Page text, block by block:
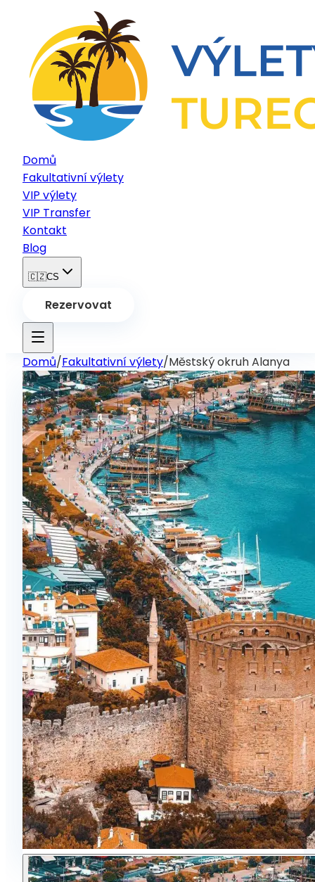
Domů
Fakultativní výlety
VIP výlety
VIP Transfer
Kontakt
Blog
🇨🇿CS
Rezervovat
Domů/Fakultativní výlety/Městský okruh Alanya